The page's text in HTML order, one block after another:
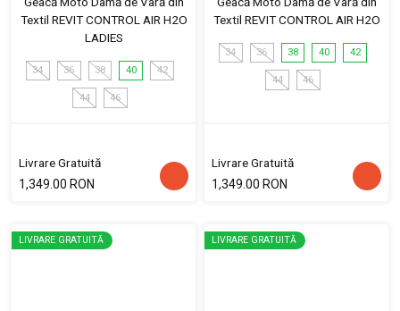
Textil REVIT CONTROL AIR H2O
LADIES
34 36 38 40 42
44 46
Livrare Gratuită
1,349.00 RON
Textil REVIT CONTROL AIR H2O
34 36 38 40 42
44 46
Livrare Gratuită
1,349.00 RON
LIVRARE GRATUITĂ LIVRARE GRATUITĂ